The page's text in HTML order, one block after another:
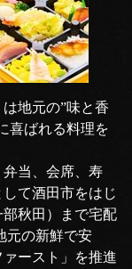
地元の”味と香
喜ばれる料理を
当、会席、寿
て酒田市をはじ
秋田）まで宅配
元の新鮮で安
ースト」を推進